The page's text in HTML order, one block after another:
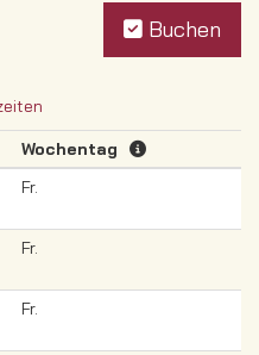
Buchen
Wochentag
Fr.
Fr.
Fr.